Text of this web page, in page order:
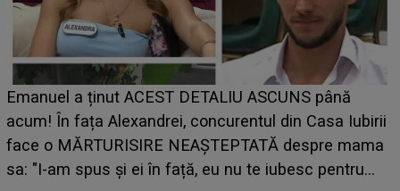
Emanuel a ținut ACEST DETALIU ASCUNS până
acum! În fața Alexandrei, concurentul din Casa Iubirii
face o MĂRTURISIRE NEAȘTEPTATĂ despre mama
sa: "I-am spus și ei în față, eu nu te iubesc pentru